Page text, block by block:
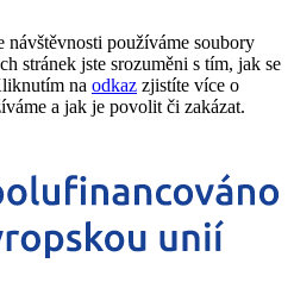
používáme soubory
stránek jste srozuměni s tím, jak se
na odkaz zjistíte více o
a jak je povolit či zakázat.